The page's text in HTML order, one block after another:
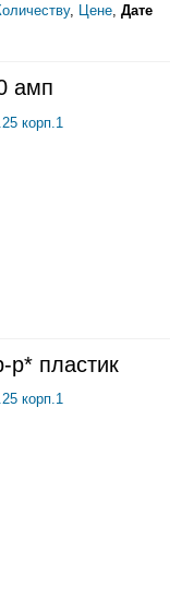
, Цене Дате
амп
корп.1
р* пластик
корп.1